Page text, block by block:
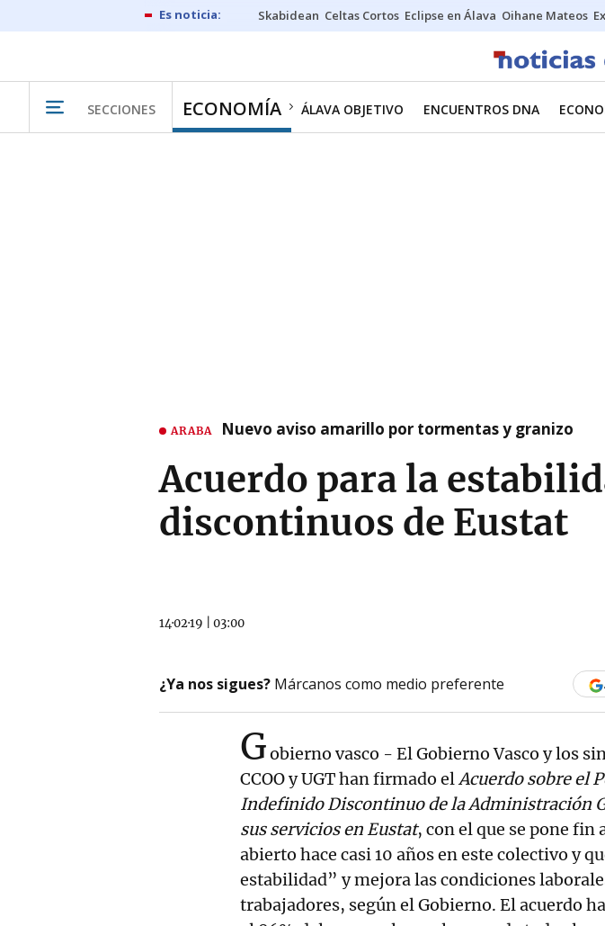
Skabidean Celtas Cortos Eclipse en Álava Oihane Mateos
SECCIONES ECONOMÍA ÁLAVA OBJETIVO ENCUENTROS DNA
ARABA Nuevo aviso amarillo por tormentas y granizo
Acuerdo para la
discontinuos de Eustat
14·02·19 03:00
¿Ya nos sigues? Márcanos como medio preferente
Gobierno vasco - El Gobierno Vasco y los
CCOO y UGT han firmado elAcuerdo sobre el
Indefinido Discontinuo de la Administración
sus servicios en Eustat, con el que se pone
abierto hace casi 10 años en este colectivo y
estabilidad” y mejora las condiciones
trabajadores, según el Gobierno. El acuerdo